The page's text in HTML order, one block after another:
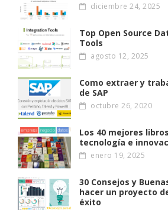
diciembre 24, 2025
Top Open Source
Tools
agosto 12, 2025
Como extraer y
de SAP
octubre 26, 2020
Los 40 mejores
tecnología e
enero 19, 2025
30 Consejos y
hacer un proyecto
éxito